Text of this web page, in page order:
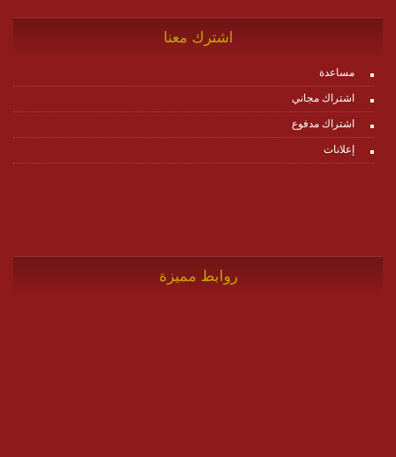
اشترك معنا
مساعدة
اشتراك مجاني
اشتراك مدفوع
إعلانات
روابط مميزة